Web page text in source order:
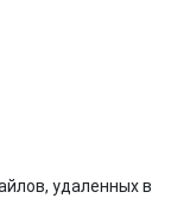
удаленных в